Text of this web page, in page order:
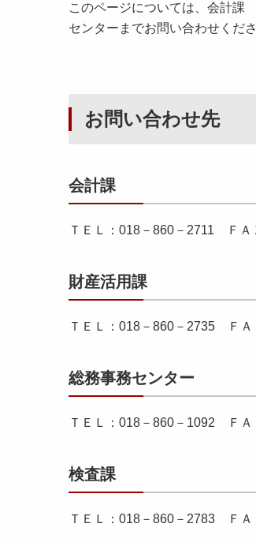
このページについては、会計課
センターまでお問い合わせくださ
お問い合わせ先
会計課
ＴＥＬ：018－860－2711 Ｆ
財産活用課
ＴＥＬ：018－860－2735 Ｆ
総務事務センター
ＴＥＬ：018－860－1092 Ｆ
検査課
ＴＥＬ：018－860－2783 Ｆ